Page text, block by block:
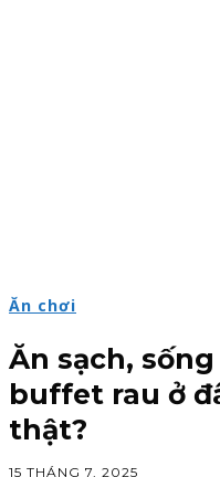
Ăn chơi
Ăn sạch,
buffet rau ở
thật?
15 THÁNG 7, 2025